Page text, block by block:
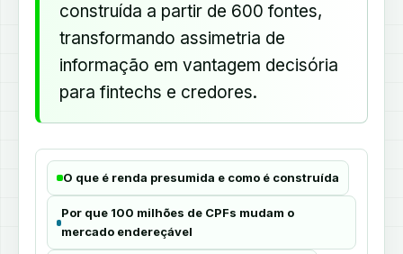
construída a partir de 600 fontes,
transformando assimetria de
informação em vantagem decisória
para fintechs e credores.
O que é renda presumida e como é construída
Por que 100 milhões de CPFs mudam o
mercado endereçável